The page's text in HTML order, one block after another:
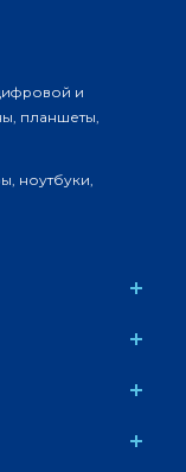
и
планшеты,
ноутбуки,